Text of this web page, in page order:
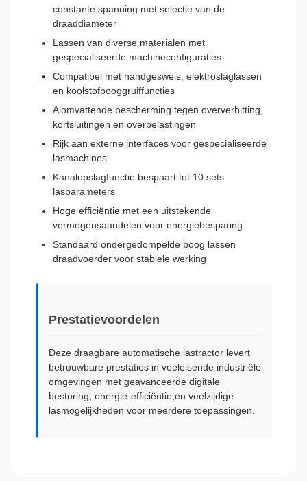
constante spanning met selectie van de
draaddiameter
Lassen van diverse materialen met
gespecialiseerde machineconfiguraties
Compatibel met handgesweis, elektroslaglassen
en koolstofbooggruiffuncties
Alomvattende bescherming tegen oververhitting,
kortsluitingen en overbelastingen
Rijk aan externe interfaces voor gespecialiseerde
lasmachines
Kanalopslagfunctie bespaart tot 10 sets
lasparameters
Hoge efficiëntie met een uitstekende
vermogensaandelen voor energiebesparing
Standaard ondergedompelde boog lassen
draadvoerder voor stabiele werking
Prestatievoordelen
Deze draagbare automatische lastractor levert
betrouwbare prestaties in veeleisende industriële
omgevingen met geavanceerde digitale
besturing, energie-efficiëntie,en veelzijdige
lasmogelijkheden voor meerdere toepassingen.